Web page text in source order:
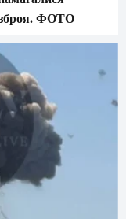
зброя. ФОТО